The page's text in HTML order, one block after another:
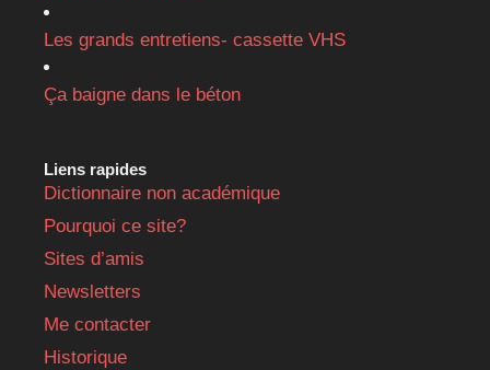
Les grands entretiens- cassette VHS
Ça baigne dans le béton
Liens rapides
Dictionnaire non académique
Pourquoi ce site?
Sites d’amis
Newsletters
Me contacter
Historique